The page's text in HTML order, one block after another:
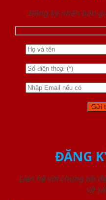
Đăng ký nhận báo
ĐĂNG
Liên hệ với chúng tôi
về